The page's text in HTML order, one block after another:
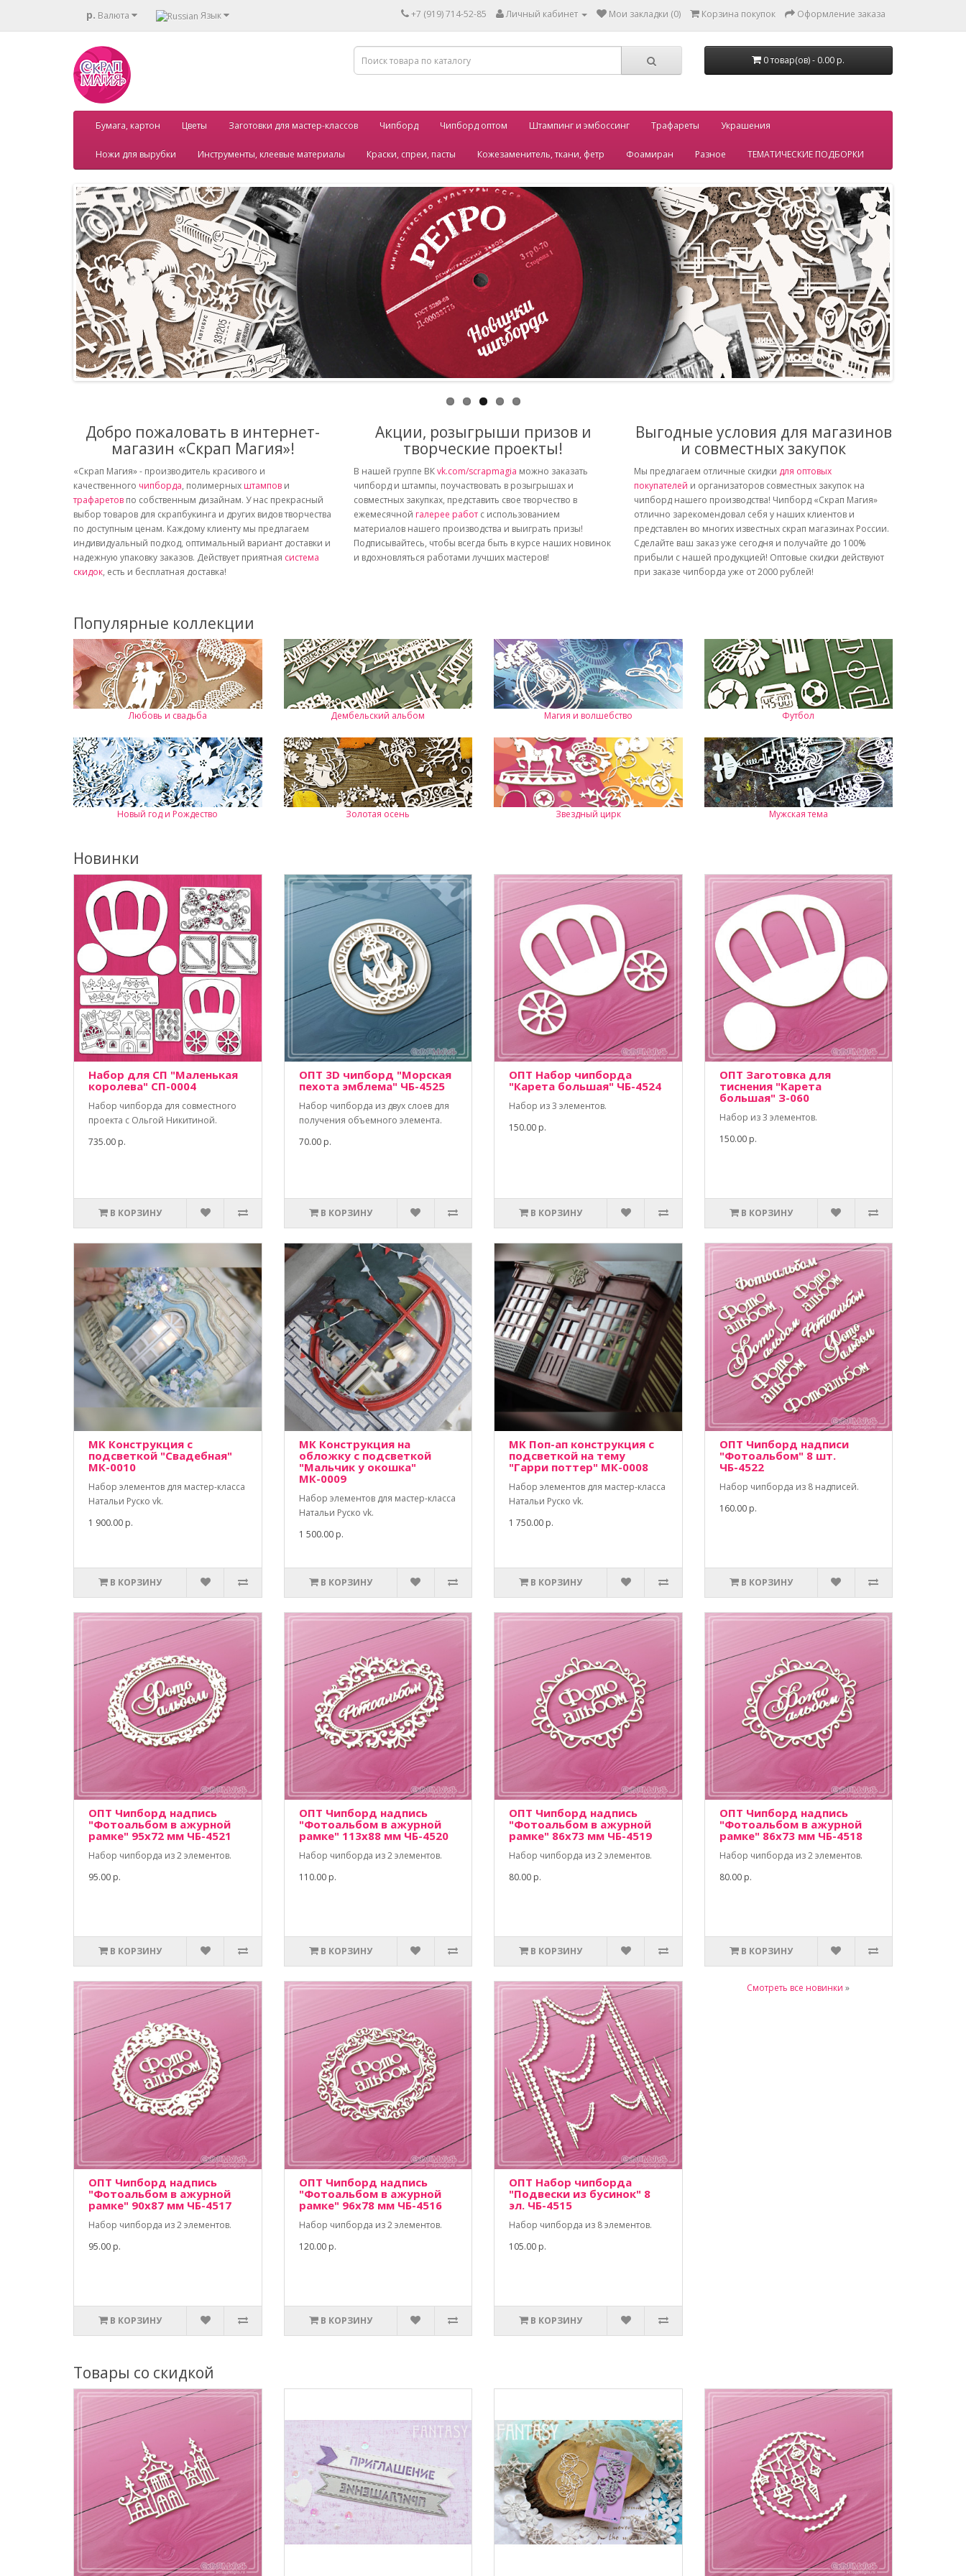
р. Валюта Язык +7 (919) 714-52-85 Личный кабинет Мои закладки (0) Корзина покупок Оформление заказа
0 товар(ов) - 0.00 р.
Бумага, картон Цветы Заготовки для мастер-классов Чипборд Чипборд оптом Штампинг и эмбоссинг Трафареты Украшения
Ножи для вырубки Инструменты, клеевые материалы Краски, спреи, пасты Кожезаменитель, ткани, фетр Фоамиран Разное ТЕМАТИЧЕСКИЕ ПОДБОРКИ
Добро пожаловать в интернет-
магазин «Скрап Магия»!
«Скрап Магия» - производитель красивого и
качественного чипборда, полимерных штампов и
трафаретов по собственным дизайнам. У нас прекрасный
выбор товаров для скрапбукинга и других видов творчества
по доступным ценам. Каждому клиенту мы предлагаем
индивидуальный подход, оптимальный вариант доставки и
надежную упаковку заказов. Действует приятная система
скидок, есть и бесплатная доставка!
Акции, розыгрыши призов и
творческие проекты!
В нашей группе ВКvk.com/scrapmagia можно заказать
чипборд и штампы, поучаствовать в розыгрышах и
совместных закупках, представить свое творчество в
ежемесячной галерее работ с использованием
материалов нашего производства и выиграть призы!
Подписывайтесь, чтобы всегда быть в курсе наших новинок
и вдохновляться работами лучших мастеров!
Выгодные условия для магазинов
и совместных закупок
Мы предлагаем отличные скидки для оптовых
покупателей и организаторов совместных закупок на
чипборд нашего производства! Чипборд «Скрап Магия»
отлично зарекомендовал себя у наших клиентов и
представлен во многих известных скрап магазинах России.
Сделайте ваш заказ уже сегодня и получайте до 100%
прибыли с нашей продукцией! Оптовые скидки действуют
при заказе чипборда уже от 2000 рублей!
Популярные коллекции
Любовь и свадьба Дембельский альбом Магия и волшебство Футбол
Новый год и Рождество Золотая осень Звездный цирк Мужская тема
Новинки
Набор для СП "Маленькая
королева" СП-0004
Набор чипборда для совместного
проекта с Ольгой Никитиной.
735.00 р.
В КОРЗИНУ
ОПТ 3D чипборд "Морская
пехота эмблема" ЧБ-4525
Набор чипборда из двух слоев для
получения объемного элемента.
70.00 р.
В КОРЗИНУ
ОПТ Набор чипборда
"Карета большая" ЧБ-4524
Набор из 3 элементов.
150.00 р.
В КОРЗИНУ
ОПТ Заготовка для
тиснения "Карета
большая" З-060
Набор из 3 элементов.
150.00 р.
В КОРЗИНУ
МК Конструкция с
подсветкой "Свадебная"
МК-0010
Набор элементов для мастер-класса
Натальи Руско vk.
1 900.00 р.
В КОРЗИНУ
МК Конструкция на
обложку с подсветкой
"Мальчик у окошка"
МК-0009
Набор элементов для мастер-класса
Натальи Руско vk.
1 500.00 р.
В КОРЗИНУ
МК Поп-ап конструкция с
подсветкой на тему
"Гарри поттер" МК-0008
Набор элементов для мастер-класса
Натальи Руско vk.
1 750.00 р.
В КОРЗИНУ
ОПТ Чипборд надписи
"Фотоальбом" 8 шт.
ЧБ-4522
Набор чипборда из 8 надписей.
160.00 р.
В КОРЗИНУ
ОПТ Чипборд надпись
"Фотоальбом в ажурной
рамке" 95х72 мм ЧБ-4521
Набор чипборда из 2 элементов.
95.00 р.
В КОРЗИНУ
ОПТ Чипборд надпись
"Фотоальбом в ажурной
рамке" 113х88 мм ЧБ-4520
Набор чипборда из 2 элементов.
110.00 р.
В КОРЗИНУ
ОПТ Чипборд надпись
"Фотоальбом в ажурной
рамке" 86х73 мм ЧБ-4519
Набор чипборда из 2 элементов.
80.00 р.
В КОРЗИНУ
ОПТ Чипборд надпись
"Фотоальбом в ажурной
рамке" 86х73 мм ЧБ-4518
Набор чипборда из 2 элементов.
80.00 р.
В КОРЗИНУ
ОПТ Чипборд надпись
"Фотоальбом в ажурной
рамке" 90х87 мм ЧБ-4517
Набор чипборда из 2 элементов.
95.00 р.
В КОРЗИНУ
ОПТ Чипборд надпись
"Фотоальбом в ажурной
рамке" 96х78 мм ЧБ-4516
Набор чипборда из 2 элементов.
120.00 р.
В КОРЗИНУ
ОПТ Набор чипборда
"Подвески из бусинок" 8
эл. ЧБ-4515
Набор чипборда из 8 элементов.
105.00 р.
В КОРЗИНУ
Смотреть все новинки »
Товары со скидкой